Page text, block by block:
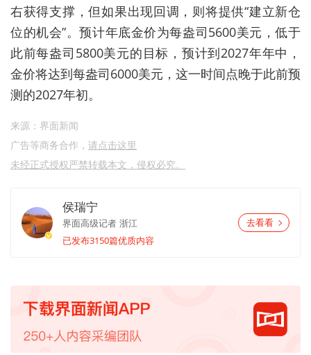
右获得支撑，但如果出现回调，则将提供“建立新仓
位的机会”。预计年底金价为每盎司5600美元，低于
此前每盎司5800美元的目标，预计到2027年年中，
金价将达到每盎司6000美元，这一时间点晚于此前预
测的2027年初。
来源：界面新闻
广告等商务合作， 请点击这里
未经正式授权严禁转载本文，侵权必究。
侯瑞宁
界面高级记者 浙江
已发布3150篇优质内容
去看看